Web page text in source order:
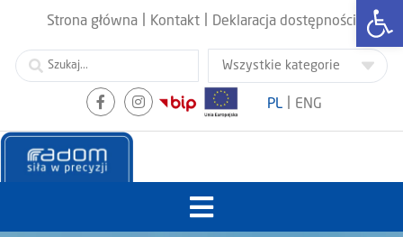
Strona główna Kontakt Deklaracja dostępności
PL ENG